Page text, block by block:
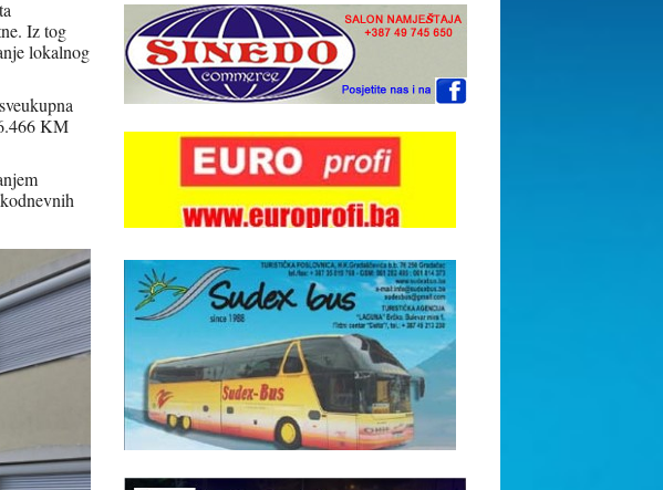
Iz tog
lokalnog
KM